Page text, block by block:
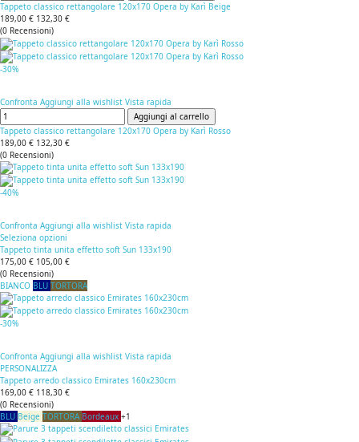
Tappeto classico rettangolare 120x170 Opera by Karì Beige
189,00 € 132,30 €
(0 Recensioni)
-30%
Confronta Aggiungi alla wishlist Vista rapida
Aggiungi al carrello
Tappeto classico rettangolare 120x170 Opera by Karì Rosso
189,00 € 132,30 €
(0 Recensioni)
-40%
Confronta Aggiungi alla wishlist Vista rapida
Seleziona opzioni
Tappeto tinta unita effetto soft Sun 133x190
175,00 € 105,00 €
(0 Recensioni)
BIANCO BLU TORTORA
-30%
Confronta Aggiungi alla wishlist Vista rapida
PERSONALIZZA
Tappeto arredo classico Emirates 160x230cm
169,00 € 118,30 €
(0 Recensioni)
BLU Beige TORTORA Bordeaux +1